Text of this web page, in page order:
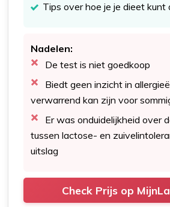
Tips over hoe je je dieet kunt
Nadelen:
De test is niet goedkoop
Biedt geen inzicht in
verwarrend kan zijn voor
Er was onduidelijkheid over
tussen lactose- en
uitslag
Check Prijs op